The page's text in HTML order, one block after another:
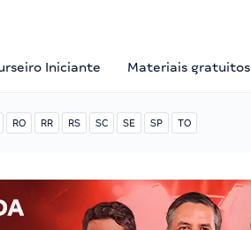
Iniciante Materiais gratuitos
RO RR RS SC SE SP TO